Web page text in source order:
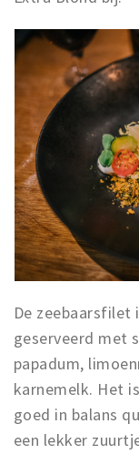
De zeebaarsfilet
geserveerd met
papadum,
karnemelk. Het
goed in balans
een lekker